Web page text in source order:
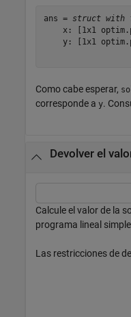
ans = struct with
x: [1x1
y: [1x1
Como cabe esperar,
corresponde a y.
Devolver el
Calcule el valor de la
programa lineal
Las restricciones de